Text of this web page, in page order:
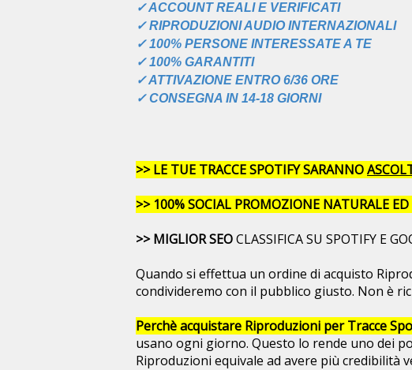
✓ ACCOUNT REALI E VERIFICATI
✓ RIPRODUZIONI AUDIO INTERNAZIONALI
✓ 100% PERSONE INTERESSATE A TE
✓ 100% GARANTITI
✓ ATTIVAZIONE ENTRO 6/36 ORE
✓ CONSEGNA IN 14-18 GIORNI
>> LE TUE TRACCE SPOTIFY SARANNO
>> 100% SOCIAL PROMOZIONE NATURALE ED
>> MIGLIOR SEOCLASSIFICA SU SPOTIFY E
Quando si effettua un ordine di acquisto
condivideremo con il pubblico giusto. Non è
Perchè acquistare Riproduzioni per Tracce
usano ogni giorno. Questo lo rende uno dei
Riproduzioni equivale ad avere più